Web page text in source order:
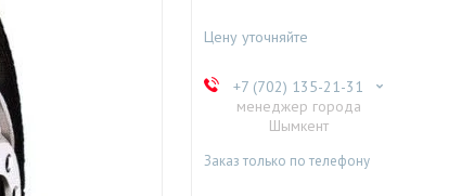
Цену уточняйте
+7 (702) 135-21-31
менеджер города
Шымкент
Заказ только по телефону